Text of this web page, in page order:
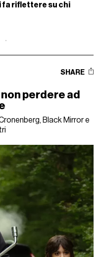
fa riflettere su chi
SHARE
non perdere ad
Black Mirror e